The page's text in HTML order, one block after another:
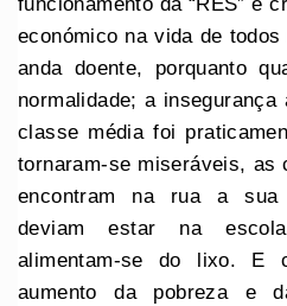
funcionamento da “RES” e
económico na vida de
anda doente, porquanto
normalidade; a
classe média foi
tornaram-se miseráveis, as
encontram na rua a sua
deviam estar na
alimentam-se do lixo. E
aumento da pobreza e